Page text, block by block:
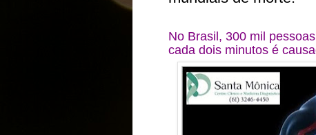
No Brasil, 300 mil
cada dois minutos é